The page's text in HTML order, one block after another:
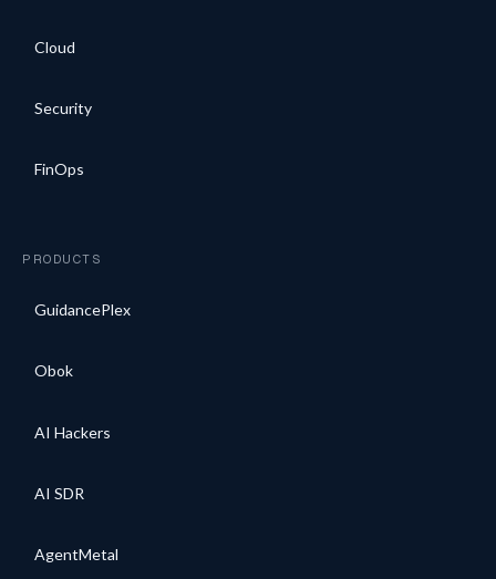
Cloud
Security
FinOps
PRODUCTS
GuidancePlex
Obok
AI Hackers
AI SDR
AgentMetal